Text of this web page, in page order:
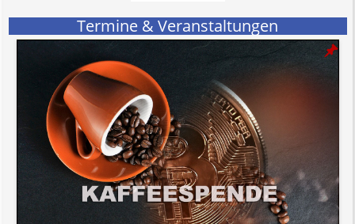
Termine & Veranstaltungen